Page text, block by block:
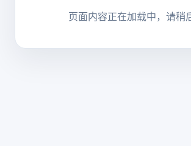
页面内容正在加载中，请稍